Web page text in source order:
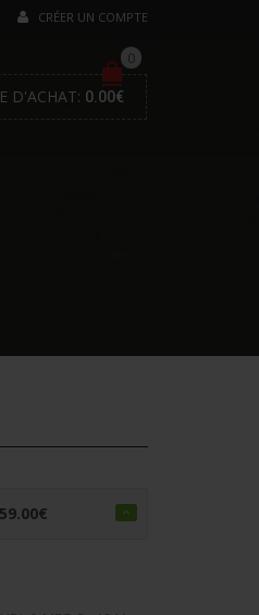
CRÉER UN COMPTE
0
D'ACHAT: 0.00€
59.00€